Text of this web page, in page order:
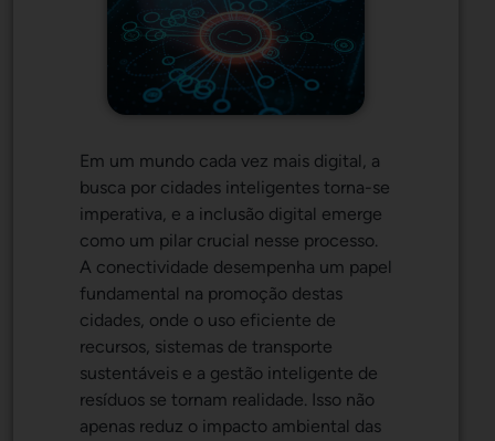
Em um mundo cada vez mais digital, a
busca por cidades inteligentes torna-se
imperativa, e a inclusão digital emerge
como um pilar crucial nesse processo.
A conectividade desempenha um papel
fundamental na promoção destas
cidades, onde o uso eficiente de
recursos, sistemas de transporte
sustentáveis e a gestão inteligente de
resíduos se tornam realidade. Isso não
apenas reduz o impacto ambiental das